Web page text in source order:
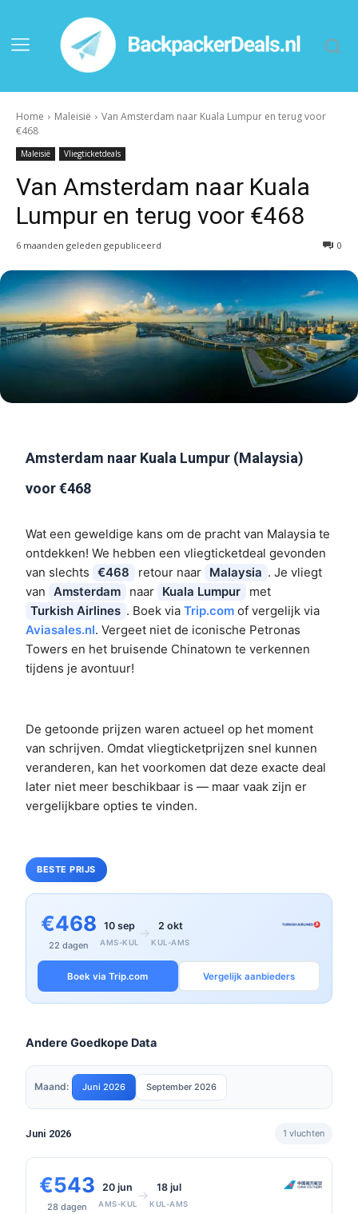
Home Maleisië
Van Amsterdam naar Kuala Lumpur en terug voor
€468
Maleisië Vliegticketdeals
Van Amsterdam naar Kuala
Lumpur en terug voor €468
6 maanden geleden gepubliceerd 0
Amsterdam naar Kuala Lumpur (Malaysia)
voor €468
Wat een geweldige kans om de pracht van Malaysia te
ontdekken! We hebben een vliegticketdeal gevonden
van slechts €468 retour naar Malaysia . Je vliegt
van Amsterdam naar Kuala Lumpur
met
Turkish Airlines . Boek via Trip.comof vergelijk via
Aviasales.nl. Vergeet niet de iconische Petronas
Towers en het bruisende Chinatown te verkennen
tijdens je avontuur!
De getoonde prijzen waren actueel op het moment
van schrijven. Omdat vliegticketprijzen snel kunnen
veranderen, kan het voorkomen dat deze exacte deal
later niet meer beschikbaar is — maar vaak zijn er
vergelijkbare opties te vinden.
BESTE PRIJS
€468
22 dagen
10 sep
AMS-KUL
→ 2 okt
KUL-AMS
Boek via Trip.com Vergelijk aanbieders
Andere Goedkope Data
Maand: Juni 2026 September 2026
Juni 2026 1 vluchten
€543
28 dagen
20 jun
AMS-KUL
→ 18 jul
KUL-AMS